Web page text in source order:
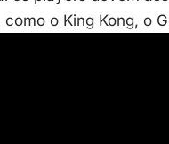
o King Kong, o